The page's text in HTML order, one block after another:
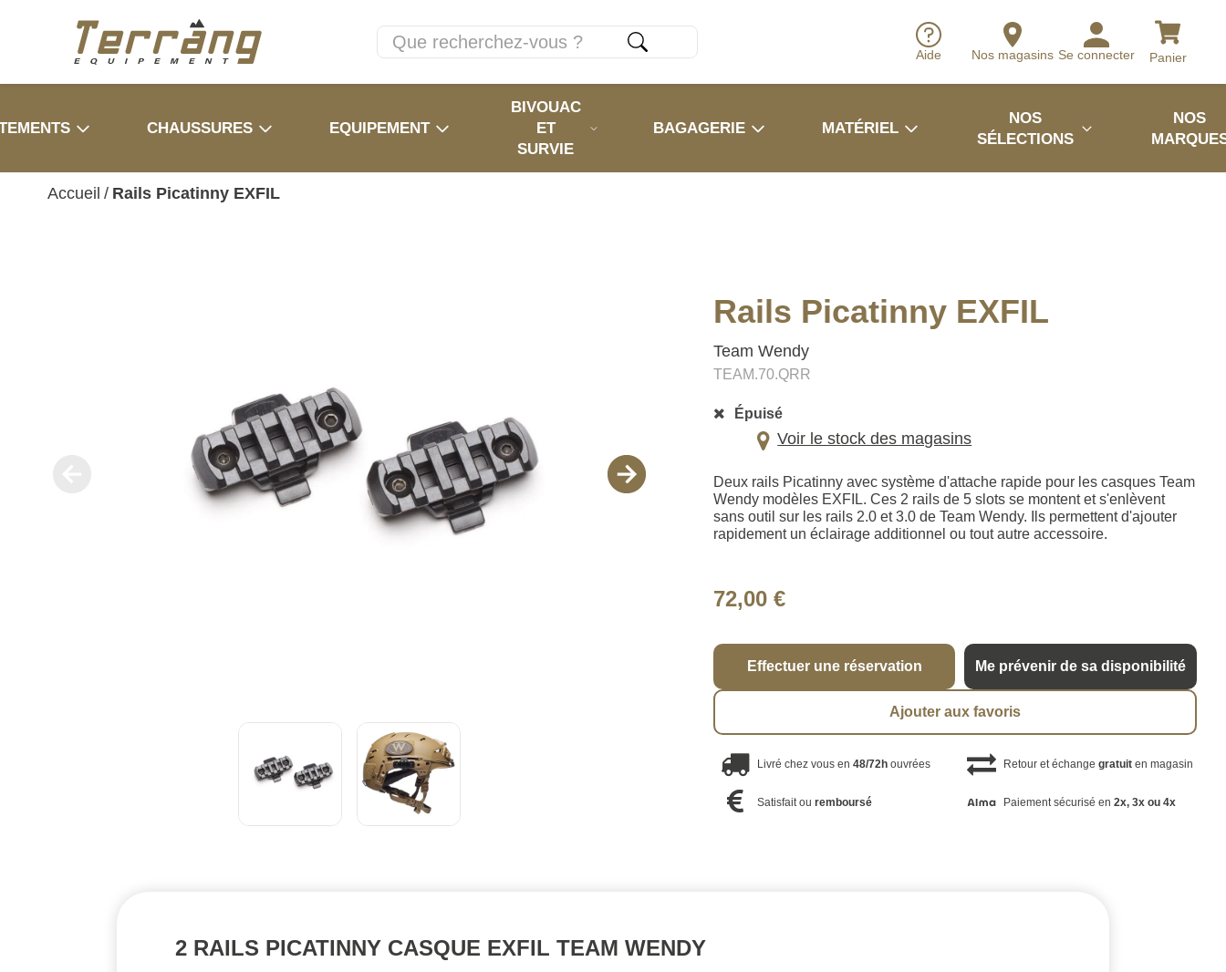
Aide Nos magasins Se connecter Panier
CHAUSSURES EQUIPEMENT
BIVOUAC
ET
SURVIE
BAGAGERIE MATÉRIEL
NOS
SÉLECTIONS
NOS
Accueil / Rails Picatinny EXFIL
Rails Picatinny EXFIL
Team Wendy
TEAM.70.QRR
Épuisé
Voir le stock des magasins
Deux rails Picatinny avec système d'attache rapide pour les casques Team
Wendy modèles EXFIL. Ces 2 rails de 5 slots se montent et s'enlèvent
sans outil sur les rails 2.0 et 3.0 de Team Wendy. Ils permettent d'ajouter
rapidement un éclairage additionnel ou tout autre accessoire.
72,00 €
Effectuer une réservation Me prévenir de sa disponibilité
Ajouter aux favoris
Livré chez vous en48/72h ouvrées Retour et échange gratuiten magasin
Satisfait ouremboursé Paiement sécurisé en 2x, 3x ou 4x
2 RAILS PICATINNY CASQUE EXFIL TEAM WENDY